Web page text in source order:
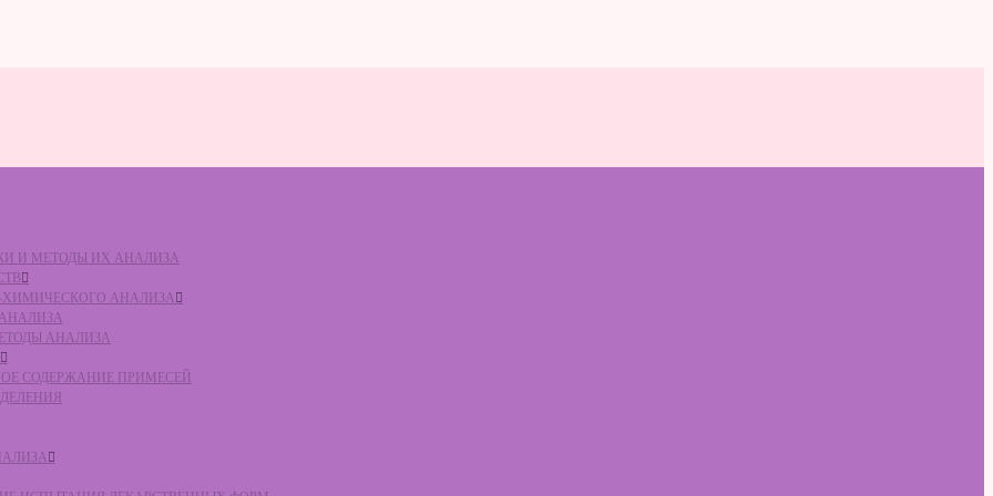
И МЕТОДЫ ИХ АНАЛИЗА
ХИМИЧЕСКОГО АНАЛИЗА
АНАЛИЗА
АНАЛИЗА
СОДЕРЖАНИЕ ПРИМЕСЕЙ